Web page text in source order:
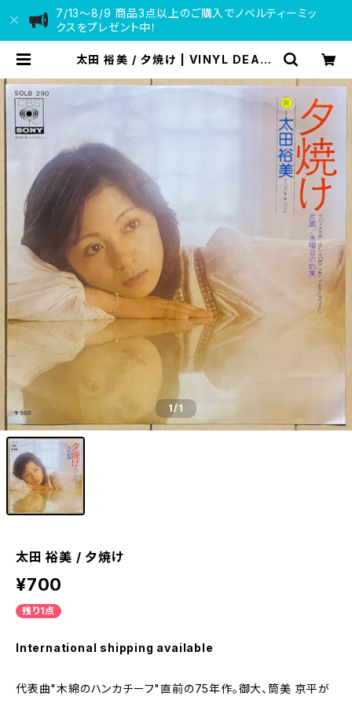
7/13〜8/9 商品3点以上のご購入でノベルティーミッ
クスをプレゼント中！
太田 裕美 / 夕焼け | VINYL DEALE
1/1
太田 裕美 / 夕焼け
¥700
残り1点
International shipping available
代表曲"木綿のハンカチーフ"直前の75年作。御大、筒美 京平が